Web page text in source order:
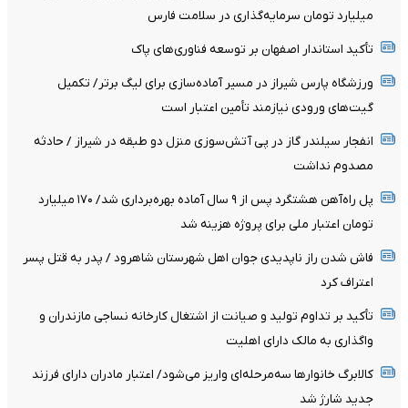
میلیارد تومان سرمایه‌گذاری در سلامت فارس
تأکید استاندار اصفهان بر توسعه فناوری‌های پاک
ورزشگاه پارس شیراز در مسیر آماده‌سازی برای لیگ برتر/ تکمیل
گیت‌های ورودی نیازمند تأمین اعتبار است
انفجار سیلندر گاز در پی آتش‌سوزی منزل دو طبقه در شیراز / حادثه
مصدوم نداشت
پل راه‌آهن هشتگرد پس از ۹ سال آماده بهره‌برداری شد/ ۱۷۰ میلیارد
تومان اعتبار ملی برای پروژه هزینه شد
فاش شدن راز ناپدیدی جوان اهل شهرستان شاهرود / پدر به قتل پسر
اعتراف کرد
تأکید بر تداوم تولید و صیانت از اشتغال کارخانه نساجی مازندران و
واگذاری به مالک دارای اهلیت
کالابرگ خانوارها سه‌مرحله‌ای واریز می‌شود/ اعتبار مادران دارای فرزند
جدید شارژ شد